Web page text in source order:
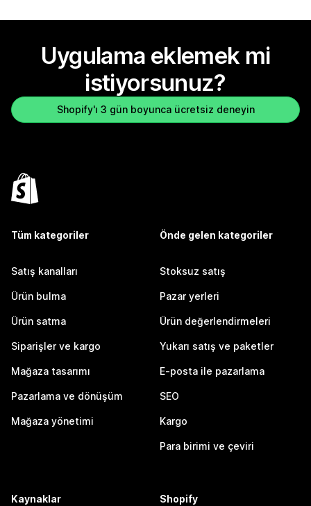
Uygulama eklemek mi
istiyorsunuz?
Shopify'ı 3 gün boyunca ücretsiz deneyin
Tüm kategoriler
Satış kanalları
Ürün bulma
Ürün satma
Siparişler ve kargo
Mağaza tasarımı
Pazarlama ve dönüşüm
Mağaza yönetimi
Önde gelen kategoriler
Stoksuz satış
Pazar yerleri
Ürün değerlendirmeleri
Yukarı satış ve paketler
E-posta ile pazarlama
SEO
Kargo
Para birimi ve çeviri
Kaynaklar Shopify